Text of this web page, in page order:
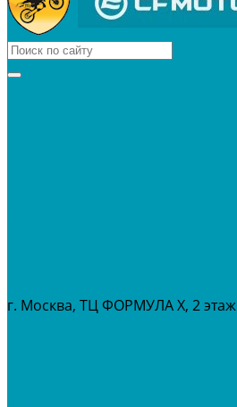
г. Москва, ТЦ ФОРМУЛА Х, 2 этаж